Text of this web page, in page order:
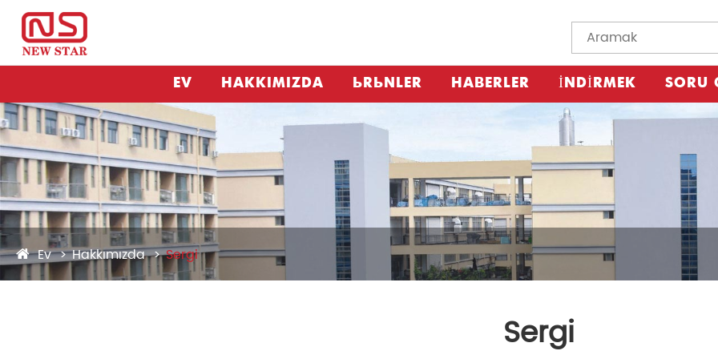
EV HAKKIMIZDA ÜRÜNLER HABERLER İNDIRMEK SORU
Ev Hakkımızda Sergi
Sergi